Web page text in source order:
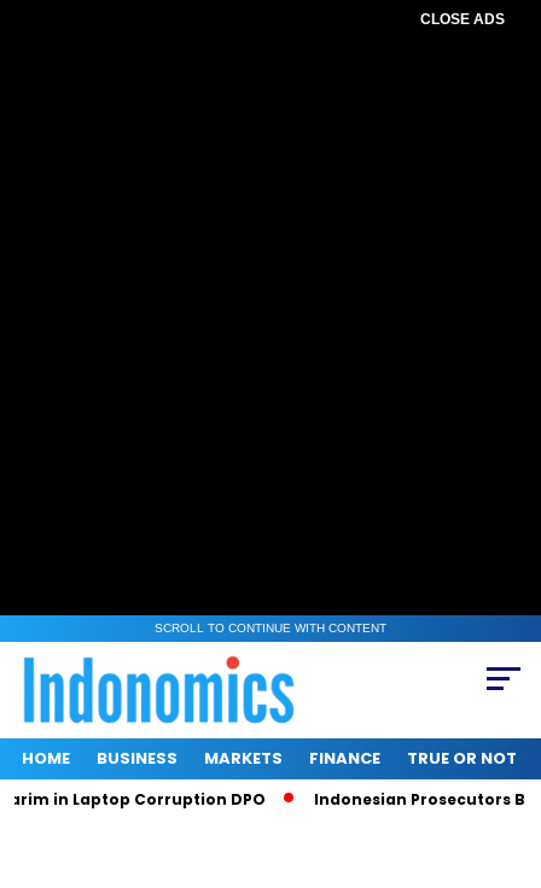
CLOSE ADS
SCROLL TO CONTINUE WITH CONTENT
HOME BUSINESS MARKETS FINANCE TRUE OR NOT
in Laptop Corruption DPO Indonesian Prosecutors Ban